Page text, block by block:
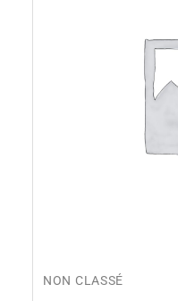
NON CLASSÉ